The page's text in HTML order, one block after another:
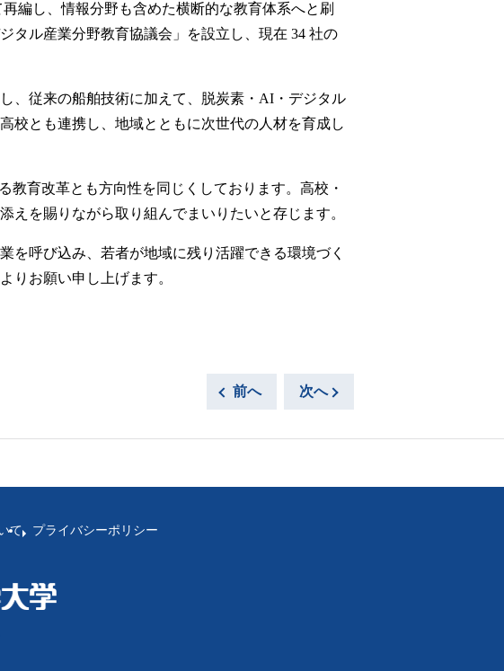
編し、情報分野も含めた横断的な教育体系へと刷
タル産業分野教育協議会」を設立し、現在 34 社の
、従来の船舶技術に加えて、脱炭素・AI・デジタル
校とも連携し、地域とともに次世代の人材を育成し
育改革とも方向性を同じくしております。高校・
を賜りながら取り組んでまいりたいと存じます。
を呼び込み、若者が地域に残り活躍できる環境づく
りお願い申し上げます。
前へ 次へ
て プライバシーポリシー